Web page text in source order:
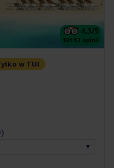
4.3/5
10113 opinii
w TUI